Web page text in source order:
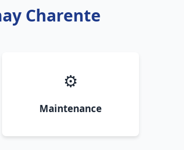
Charente
⚙️
Maintenance